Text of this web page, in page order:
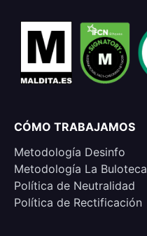
CÓMO TRABAJAMOS
Metodología Desinfo
Metodología La Buloteca
Política de Neutralidad
Política de Rectificación